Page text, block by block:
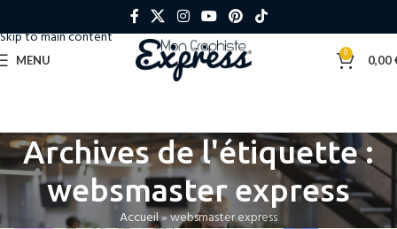
Skip to main content
MENU 0 0,00
Archives de l'étiquette :
websmaster express
Accueil»websmaster express